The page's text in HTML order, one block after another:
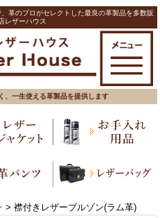
革のプロがセレクトした最良の革製品を多数販
レザーハウス
、一生使える革製品を提供します
> 襟付きレザーブルゾン(ラム革)